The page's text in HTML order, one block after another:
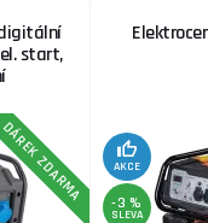
start,
ZDARMA AKCE
-3 %
SLEVA